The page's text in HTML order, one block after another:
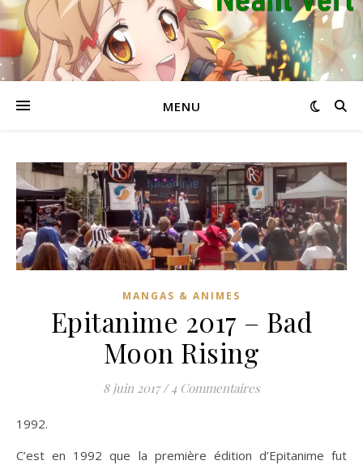
MENU
MANGAS & ANIMES
Epitanime 2017 – Bad
Moon Rising
8 juin 2017 / 4 Commentaires
1992.
C’est en 1992 que la première édition d’Epitanime fut